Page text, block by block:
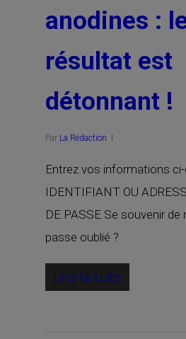
anodines :
résultat est
détonnant !
Par La Rédaction
Entrez vos informations
IDENTIFIANT OU
DE PASSE Se souvenir
passe oublié ?
Lire la suite